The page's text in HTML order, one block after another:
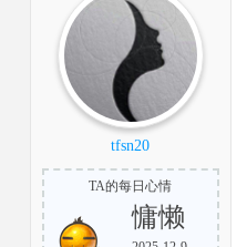
tfsn20
TA的每日心情
慵懒